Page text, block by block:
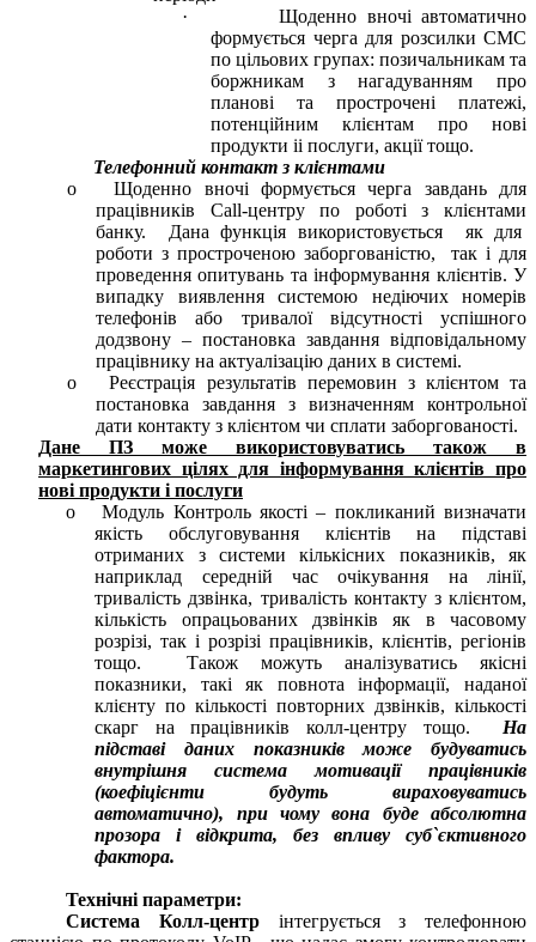
· Щоденно вночі автоматично
формується черга для розсилки СМС
по цільових групах: позичальникам та
боржникам з нагадуванням про
планові та прострочені платежі,
потенційним клієнтам про нові
продукти іі послуги, акції тощо.
Телефонний контакт з клієнтами
o Щоденно вночі формується черга завдань для
працівників Call-центру по роботі з клієнтами
банку. Дана функція використовується як для
роботи з простроченою заборгованістю, так і для
проведення опитувань та інформування клієнтів. У
випадку виявлення системою недіючих номерів
телефонів або тривалої відсутності успішного
додзвону – постановка завдання відповідальному
працівнику на актуалізацію даних в системі.
o Реєстрація результатів перемовин з клієнтом та
постановка завдання з визначенням контрольної
дати контакту з клієнтом чи сплати заборгованості.
Дане ПЗ може використовуватись також в
маркетингових цілях для інформування клієнтів про
нові продукти і послуги
o Модуль Контроль якості – покликаний визначати
якість обслуговування клієнтів на підставі
отриманих з системи кількісних показників, як
наприклад середній час очікування на лінії,
тривалість дзвінка, тривалість контакту з клієнтом,
кількість опрацьованих дзвінків як в часовому
розрізі, так і розрізі працівників, клієнтів, регіонів
тощо. Також можуть аналізуватись якісні
показники, такі як повнота інформації, наданої
клієнту по кількості повторних дзвінків, кількості
скарг на працівників колл-центру тощо. На
підставі даних показників може будуватись
внутрішня система мотивації працівників
(коефіцієнти будуть вираховуватись
автоматично), при чому вона буде абсолютна
прозора і відкрита, без впливу суб`єктивного
фактора.
Технічні параметри:
Сиcтема Колл-центрінтегрується з телефонною